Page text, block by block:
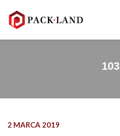
103
2 MARCA 2019